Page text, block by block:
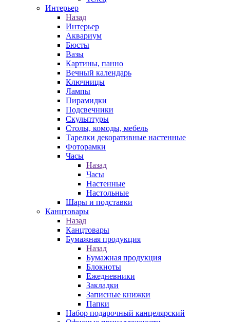
Интерьер
Назад
Интерьер
Аквариум
Бюсты
Вазы
Картины, панно
Вечный календарь
Ключницы
Лампы
Пирамидки
Подсвечники
Скульптуры
Столы, комоды, мебель
Тарелки декоративные настенные
Фоторамки
Часы
Назад
Часы
Настенные
Настольные
Шары и подставки
Канцтовары
Назад
Канцтовары
Бумажная продукция
Назад
Бумажная продукция
Блокноты
Ежедневники
Закладки
Записные книжки
Папки
Набор подарочный канцелярский